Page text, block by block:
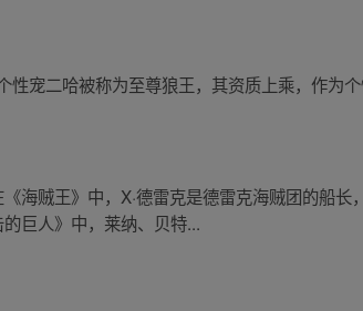
宠二哈被称为至尊狼王，其资质上乘，作为
海贼王》中，X·德雷克是德雷克海贼团的船长
巨人》中，莱纳、贝特...